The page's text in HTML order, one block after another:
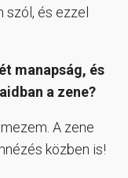
szól, és ezzel
manapság, és
a zene?
A zene
közben is!